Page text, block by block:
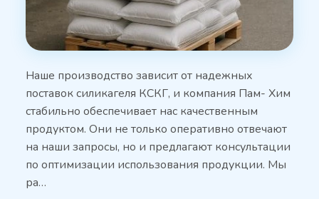
Наше производство зависит от надежных
поставок силикагеля КСКГ, и компания Пам- Хим
стабильно обеспечивает нас качественным
продуктом. Они не только оперативно отвечают
на наши запросы, но и предлагают консультации
по оптимизации использования продукции. Мы
ра…